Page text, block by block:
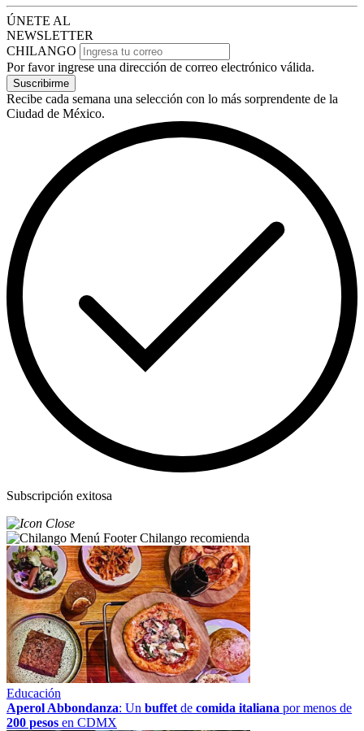
ÚNETE AL
NEWSLETTER
CHILANGO
Por favor ingrese una dirección de correo electrónico válida.
Suscribirme
Recibe cada semana una selección con lo más sorprendente de la
Ciudad de México.
Subscripción exitosa
Chilango recomienda
Educación
Aperol Abbondanza: Un buffet de comida italiana por menos de
200 pesos en CDMX